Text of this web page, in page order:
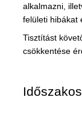
alkalmazni,
felületi hibákat
Tisztítást
csökkentése